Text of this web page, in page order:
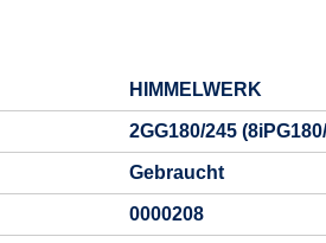
HIMMELWERK
2GG180/245
Gebraucht
0000208